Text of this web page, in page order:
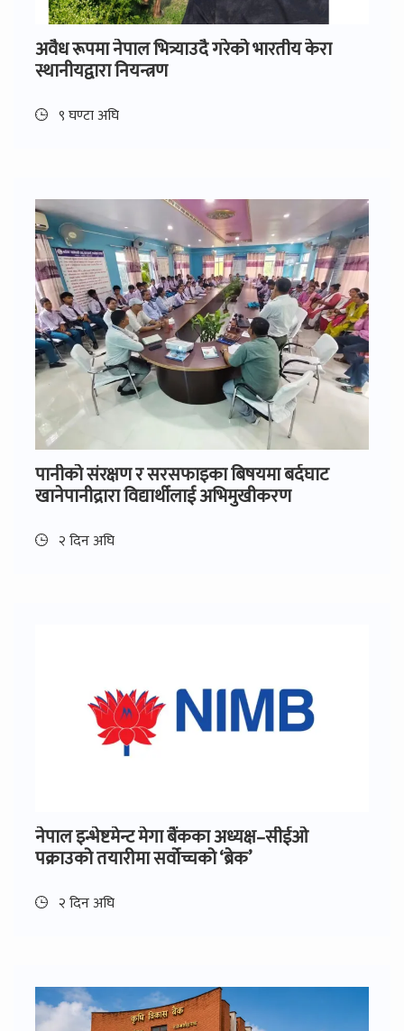
अवैध रूपमा नेपाल भित्र्याउदै गरेको भारतीय केरा
स्थानीयद्वारा नियन्त्रण
९ घण्टा अघि
पानीको संरक्षण र सरसफाइका बिषयमा बर्दघाट
खानेपानीद्रारा विद्यार्थीलाई अभिमुखीकरण
२ दिन अघि
नेपाल इन्भेष्टमेन्ट मेगा बैंकका अध्यक्ष–सीईओ
पक्राउको तयारीमा सर्वोच्चको ‘ब्रेक’
२ दिन अघि